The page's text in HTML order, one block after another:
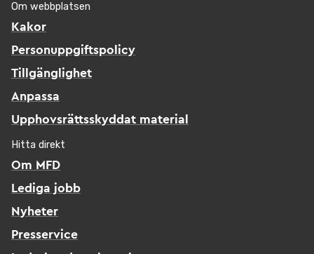
Om webbplatsen
Kakor
Personuppgiftspolicy
Tillgänglighet
Anpassa
Upphovsrättsskyddat material
Hitta direkt
Om MFD
Lediga jobb
Nyheter
Presservice